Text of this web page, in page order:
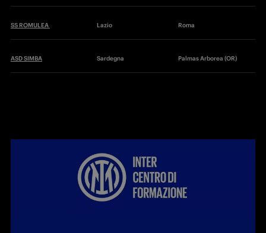
SS ROMULEA Lazio Roma
ASD SIMBA Sardegna Palmas Arborea (OR)